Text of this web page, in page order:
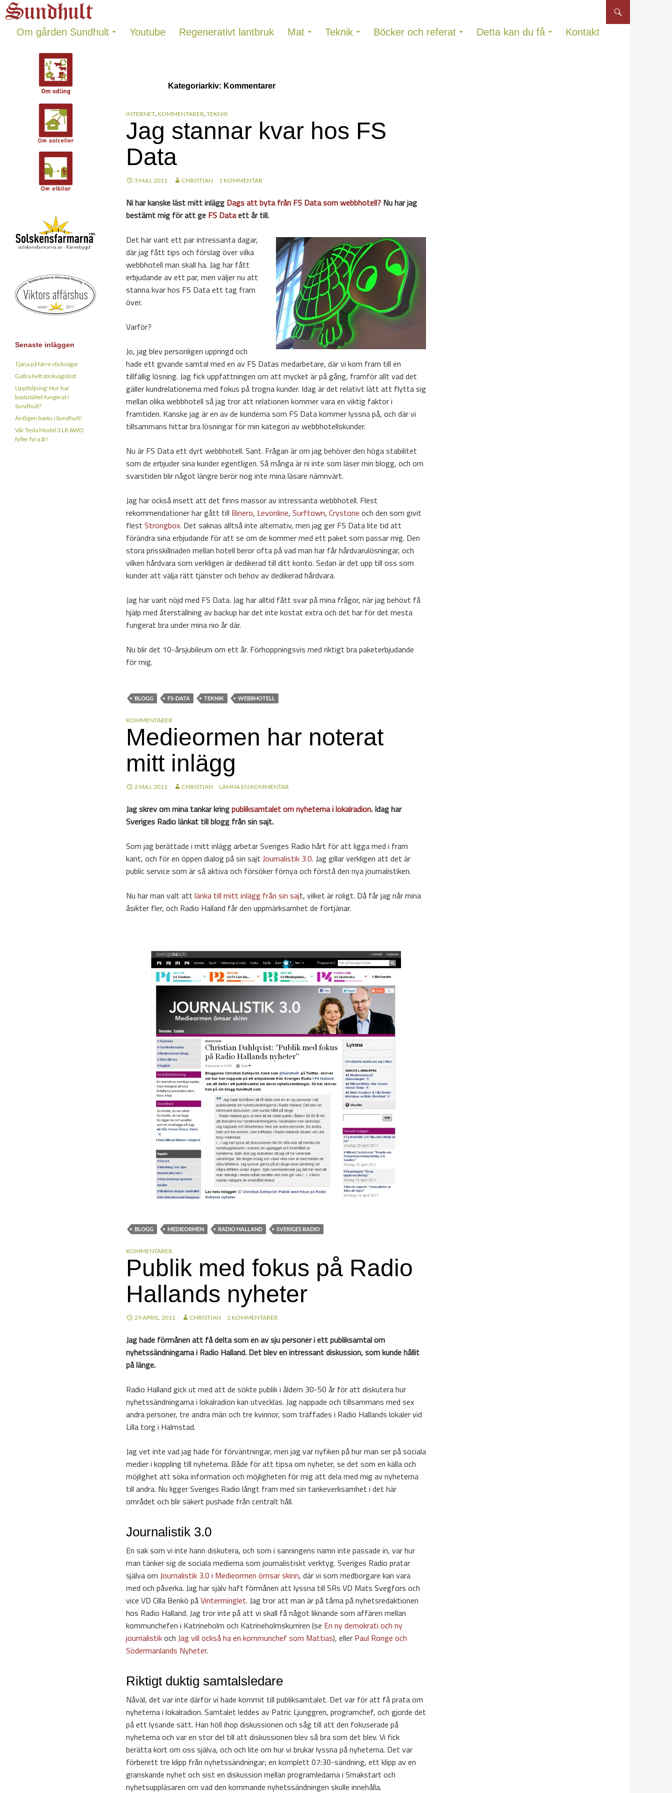
Hoppa
till
innehåll
Sundhults blogg
Sök
Om gården Sundhult Youtube Regenerativt lantbruk Mat Teknik Böcker och referat Detta kan du få Kontakt
Kategoriarkiv: Kommentarer
INTERNET, KOMMENTARER,TEKNIK
Jag stannar kvar hos FS
Data
3 MAJ, 2011 CHRISTIAN 1 KOMMENTAR
Ni har kanske läst mitt inlägg Dags att byta från FS Data som webbhotell? Nu har jag
bestämt mig för att ge FS Dataett år till.
Det har varit ett par intressanta dagar,
där jag fått tips och förslag över vilka
webbhotell man skall ha. Jag har fått
erbjudande av ett par, men väljer nu att
stanna kvar hos FS Data ett tag fram
över.
Varför?
Jo, jag blev personligen uppringd och
hade ett givande samtal med en av FS Datas medarbetare, där vi kom fram till en
tillfällig lösning. Jag fick uppfattningen om att mycket är på gång, framför allt vad det
gäller kundrelationerna med fokus på trogna kunder. Idag är det relativt lätt att flytta sig
mellan olika webbhotell så jag tror att relationen kommer vara en viktig faktor i
framtiden. Kanske jag är en av de kunderna som FS Data kommer lyssna på, och där vi
tillsammans hittar bra lösningar för min kategori av webbhotellskunder.
Nu är FS Data ett dyrt webbhotell. Sant. Frågan är om jag behöver den höga stabilitet
som de erbjuder sina kunder egentligen. Så många är ni inte som läser min blogg, och om
svarstiden blir något längre berör nog inte mina läsare nämnvärt.
Jag har också insett att det finns massor av intressanta webbhotell. Flest
rekommendationer har gått till Binero, Levonline, Surftown, Crystone och den som givit
flest Strongbox. Det saknas alltså inte alternativ, men jag ger FS Data lite tid att
förändra sina erbjudande för att se om de kommer med ett paket som passar mig. Den
stora prisskillnaden mellan hotell beror ofta på vad man har får hårdvarulösningar, och
vilken hårdvara som verkligen är dedikerad till ditt konto. Sedan är det upp till oss som
kunder att välja rätt tjänster och behov av dedikerad hårdvara.
Jag har varit nöjd med FS Data. Jag har alltid fått svar på mina frågor, när jag behövt få
hjälp med återställning av backup har det inte kostat extra och det har för det mesta
fungerat bra under mina nio år där.
Nu blir det 10-årsjubileum om ett år. Förhoppningsvis med riktigt bra paketerbjudande
för mig.
BLOGG FS-DATA TEKNIK WEBBHOTELL
KOMMENTARER
Medieormen har noterat
mitt inlägg
2 MAJ, 2011 CHRISTIAN LÄMNA EN KOMMENTAR
Jag skrev om mina tankar kringpubliksamtalet om nyheterna i lokalradion. Idag har
Sveriges Radio länkat till blogg från sin sajt.
Som jag berättade i mitt inlägg arbetar Sveriges Radio hårt för att ligga med i fram
kant, och för en öppen dialog på sin sajt Journalistik 3.0. Jag gillar verkligen att det är
public service som är så aktiva och försöker förnya och förstå den nya journalistiken.
Nu har man valt att länka till mitt inlägg från sin sajt, vilket är roligt. Då får jag når mina
åsikter fler, och Radio Halland får den uppmärksamhet de förtjänar.
BLOGG MEDIEORMEN RADIO HALLAND SVERIGES RADIO
KOMMENTARER
Publik med fokus på Radio
Hallands nyheter
29 APRIL, 2011 CHRISTIAN 2 KOMMENTARER
Jag hade förmånen att få delta som en av sju personer i ett publiksamtal om
nyhetssändningarna i Radio Halland. Det blev en intressant diskussion, som kunde hållit
på länge.
Radio Halland gick ut med att de sökte publik i åldern 30-50 år för att diskutera hur
nyhetssändningarna i lokalradion kan utvecklas. Jag nappade och tillsammans med sex
andra personer, tre andra män och tre kvinnor, som träffades i Radio Hallands lokaler vid
Lilla torg i Halmstad.
Jag vet inte vad jag hade för förväntningar, men jag var nyfiken på hur man ser på sociala
medier i koppling till nyheterna. Både för att tipsa om nyheter, se det som en källa och
möjlighet att söka information och möjligheten för mig att dela med mig av nyheterna
till andra. Nu ligger Sveriges Radio långt fram med sin tankeverksamhet i det här
området och blir säkert pushade från centralt håll.
Journalistik 3.0
En sak som vi inte hann diskutera, och som i sanningens namn inte passade in, var hur
man tänker sig de sociala medierna som journalistiskt verktyg. Sveriges Radio pratar
själva om Journalistik 3.0 i Medieormen ömsar skinn, där vi som medborgare kan vara
med och påverka. Jag har själv haft förmånen att lyssna till SRs VD Mats Svegfors och
vice VD Cilla Benkö påVinterminglet. Jag tror att man är på tårna på nyhetsredaktionen
hos Radio Halland. Jag tror inte på att vi skall få något liknande som affären mellan
kommunchefen i Katrineholm och Katrineholmskurriren (se En ny demokrati och ny
journalistikoch Jag vill också ha en kommunchef som Mattias), eller Paul Ronge och
Södermanlands Nyheter.
Riktigt duktig samtalsledare
Nåväl, det var inte därför vi hade kommit till publiksamtalet. Det var för att få prata om
nyheterna i lokalradion. Samtalet leddes av Patric Ljunggren, programchef, och gjorde det
på ett lysande sätt. Han höll ihop diskussionen och såg till att den fokuserade på
nyheterna och var en stor del till att diskussionen blev så bra som det blev. Vi fick
berätta kort om oss själva, och och lite om hur vi brukar lyssna på nyheterna. Det var
förberett tre klipp från nyhetssändningar; en komplett 07:30-sändning, ett klipp av en
granskande nyhet och sist en diskussion mellan programledarna i Smakstart och
nyhetsuppläsaren om vad den kommande nyhetssändningen skulle innehålla.
Senaste inläggen
Tjäna på färre stickvägar
Gallra helt stickvägslöst
Uppföljning: Hur har
bastutältet fungerat i
Sundhult?
Äntligen bastu i Sundhult!
Vår Tesla Model 3 LR AWD
fyller fyra år!